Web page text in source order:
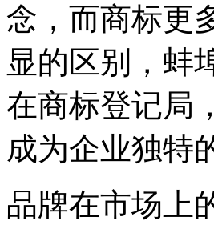
念，而商标更
显的区别，蚌
在商标登记局
成为企业独特
品牌在市场上